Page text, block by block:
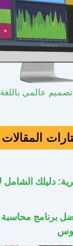
عالمي باللغة
المقالات
دليلك الشامل
برنامج